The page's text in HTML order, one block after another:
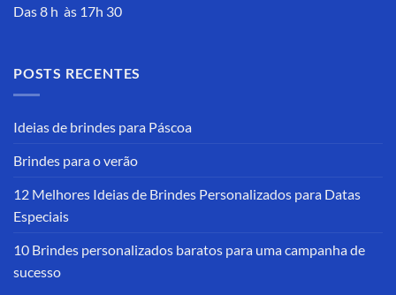
Das 8 h às 17h 30
POSTS RECENTES
Ideias de brindes para Páscoa
Brindes para o verão
12 Melhores Ideias de Brindes Personalizados para Datas
Especiais
10 Brindes personalizados baratos para uma campanha de
sucesso